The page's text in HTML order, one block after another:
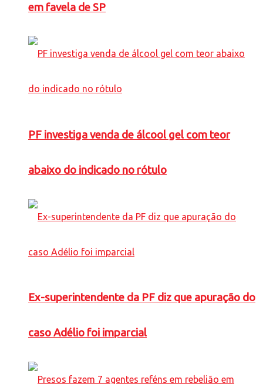
em favela de SP
PF investiga venda de álcool gel com teor
abaixo do indicado no rótulo
Ex-superintendente da PF diz que apuração do
caso Adélio foi imparcial